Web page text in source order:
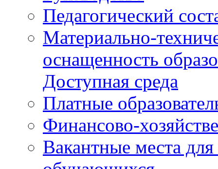
Педагогический
Материально-
оснащенность
Доступная среда
Платные
Финансово-
Вакантные места